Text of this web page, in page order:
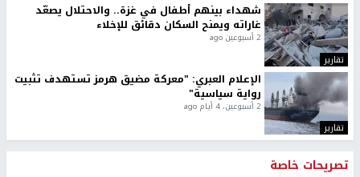
تقارير
شهداء بينهم أطفال في غزة.. والاحتلال يصعّد
غاراته ويمنح السكان دقائق للإخلاء
2 أسبوعين ago
تقارير
الإعلام العبري: "معركة مضيق هرمز تستهدف تثبيت
رواية سياسية"
2 أسبوعين، 4 أيام ago
تصريحات خاصة